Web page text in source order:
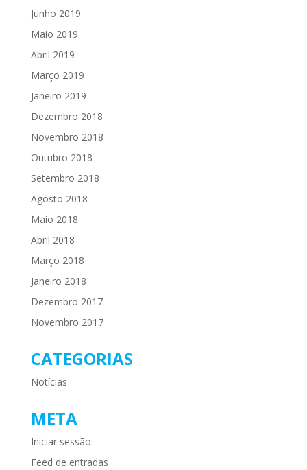
Junho 2019
Maio 2019
Abril 2019
Março 2019
Janeiro 2019
Dezembro 2018
Novembro 2018
Outubro 2018
Setembro 2018
Agosto 2018
Maio 2018
Abril 2018
Março 2018
Janeiro 2018
Dezembro 2017
Novembro 2017
CATEGORIAS
Notícias
META
Iniciar sessão
Feed de entradas